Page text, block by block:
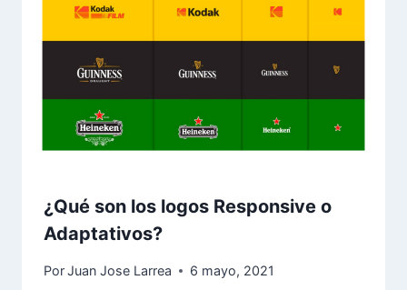
¿Qué son los logos Responsive o
Adaptativos?
PorJuan Jose Larrea 6 mayo, 2021